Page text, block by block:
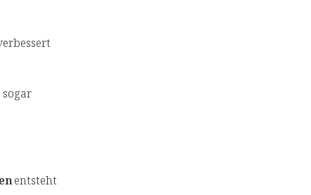
entsteht